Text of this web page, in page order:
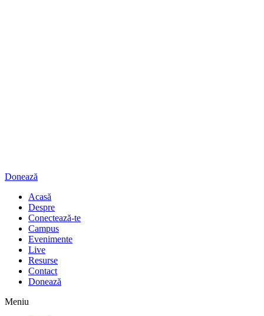
Donează
Acasă
Despre
Conectează-te
Campus
Evenimente
Live
Resurse
Contact
Donează
Meniu